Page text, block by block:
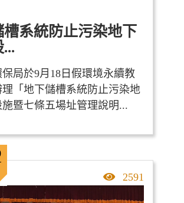
槽系統防止污染地下
局於9月18日假環境永續教
「地下儲槽系統防止污染地
暨七條五場址管理說明...
點擊率
2591